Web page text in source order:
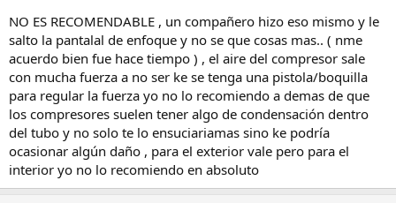
m
a
NO ES RECOMENDABLE , un compañero hizo eso mismo y le
salto la pantalal de enfoque y no se que cosas mas.. ( nme
acuerdo bien fue hace tiempo ) , el aire del compresor sale
con mucha fuerza a no ser ke se tenga una pistola/boquilla
para regular la fuerza yo no lo recomiendo a demas de que
los compresores suelen tener algo de condensación dentro
del tubo y no solo te lo ensuciariamas sino ke podría
ocasionar algún daño , para el exterior vale pero para el
interior yo no lo recomiendo en absoluto